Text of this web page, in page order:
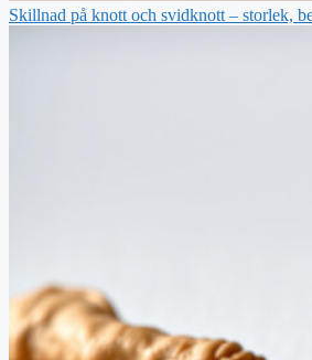
Skillnad på knott och svidknott – storlek,